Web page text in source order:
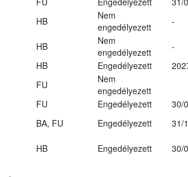
HB
Nem
engedélyezett
-
HB
Nem
engedélyezett
-
HB Engedélyezett
FU
Nem
engedélyezett
FU Engedélyezett
30/
BA, FU Engedélyezett
31/
HB Engedélyezett
30/